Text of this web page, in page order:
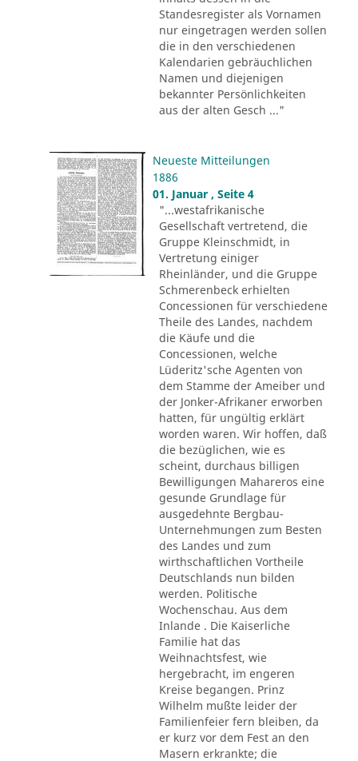
Standesregister als Vornamen
nur eingetragen werden sollen
die in den verschiedenen
Kalendarien gebräuchlichen
Namen und diejenigen
bekannter Persönlichkeiten
aus der alten Gesch ..."
Neueste Mitteilungen
1886
01. Januar , Seite 4
"...westafrikanische
Gesellschaft vertretend, die
Gruppe Kleinschmidt, in
Vertretung einiger
Rheinländer, und die Gruppe
Schmerenbeck erhielten
Concessionen für verschiedene
Theile des Landes, nachdem
die Käufe und die
Concessionen, welche
Lüderitz'sche Agenten von
dem Stamme der Ameiber und
der Jonker-Afrikaner erworben
hatten, für ungültig erklärt
worden waren. Wir hoffen, daß
die bezüglichen, wie es
scheint, durchaus billigen
Bewilligungen Mahareros eine
gesunde Grundlage für
ausgedehnte Bergbau-
Unternehmungen zum Besten
des Landes und zum
wirthschaftlichen Vortheile
Deutschlands nun bilden
werden. Politische
Wochenschau. Aus dem
Inlande . Die Kaiserliche
Familie hat das
Weihnachtsfest, wie
hergebracht, im engeren
Kreise begangen. Prinz
Wilhelm mußte leider der
Familienfeier fern bleiben, da
er kurz vor dem Fest an den
Masern erkrankte; die